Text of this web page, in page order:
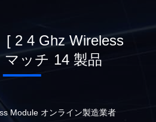
2 4 Ghz Wireless
ッチ 14 製品
Module オンライン製造業者